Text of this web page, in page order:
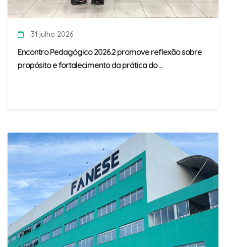
31 julho 2026
Encontro Pedagógico 2026.2 promove reflexão sobre
propósito e fortalecimento da prática do ...